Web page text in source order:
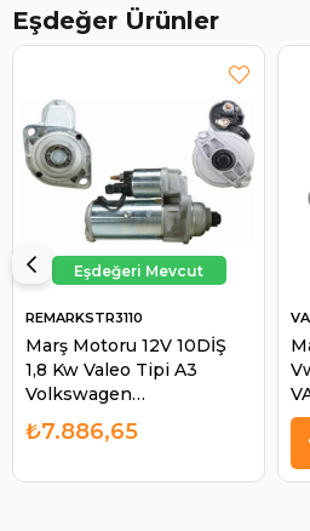
Eşdeğer Ürünler
Marş Motoru 12V 10DİŞ
1,8 Kw Valeo Tipi A3
Volkswagen
Golf/passat/leon |
REMARK STR3110
REMARKSTR3110
₺7.886,65